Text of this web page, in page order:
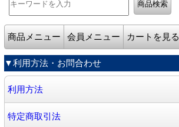
商品メニュー 会員メニュー カートを見る
▼利用方法・お問合わせ
利用方法
特定商取引法